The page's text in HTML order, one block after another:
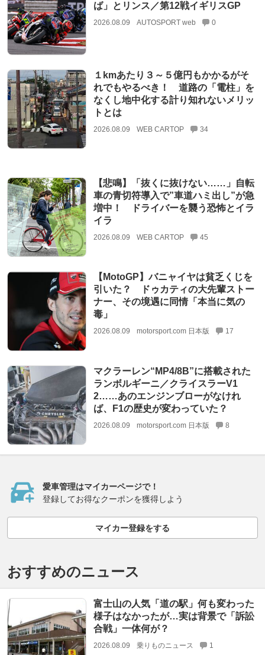
ば」とリンス／第12戦イギリスGP
2026.08.09 AUTOSPORT web 0
１kmあたり３～５億円もかかるがそ
れでもやるべき！ 道路の「電柱」を
なくし地中化する計り知れないメリッ
トとは
2026.08.09 WEB CARTOP 34
【悲鳴】「抜くに抜けない……」自転
車の青切符導入で”車道ハミ出し”が急
増中！ ドライバーを襲う恐怖とイラ
イラ
2026.08.09 WEB CARTOP 45
【MotoGP】バニャイヤは貧乏くじを
引いた？ ドゥカティの大先輩ストー
ナー、その境遇に同情「本当に気の
毒」
2026.08.09 motorsport.com 日本版 17
マクラーレン“MP4/8B”に搭載された
ランボルギーニ／クライスラーV1
2……あのエンジンブローがなけれ
ば、F1の歴史が変わっていた？
2026.08.09 motorsport.com 日本版 8
愛車管理はマイカーページで！
登録してお得なクーポンを獲得しよう
マイカー登録をする
おすすめのニュース
富士山の人気「道の駅」何も変わった
様子はなかったが…実は背景で「訴訟
合戦」一体何が？
2026.08.09 乗りものニュース 1